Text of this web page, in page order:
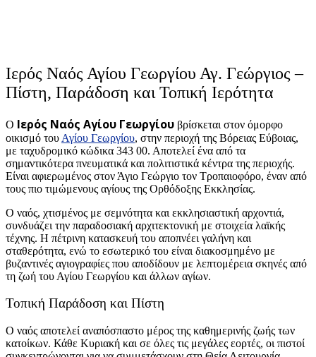
Ιερός Ναός Αγίου Γεωργίου Αγ. Γεώργιος –
Πίστη, Παράδοση και Τοπική Ιερότητα
Ο Ιερός Ναός Αγίου Γεωργίου βρίσκεται στον όμορφο
οικισμό του Αγίου Γεωργίου, στην περιοχή της Βόρειας Εύβοιας,
με ταχυδρομικό κώδικα 343 00. Αποτελεί ένα από τα
σημαντικότερα πνευματικά και πολιτιστικά κέντρα της περιοχής.
Είναι αφιερωμένος στον Άγιο Γεώργιο τον Τροπαιοφόρο, έναν από
τους πιο τιμώμενους αγίους της Ορθόδοξης Εκκλησίας.
Ο ναός, χτισμένος με σεμνότητα και εκκλησιαστική αρχοντιά,
συνδυάζει την παραδοσιακή αρχιτεκτονική με στοιχεία λαϊκής
τέχνης. Η πέτρινη κατασκευή του αποπνέει γαλήνη και
σταθερότητα, ενώ το εσωτερικό του είναι διακοσμημένο με
βυζαντινές αγιογραφίες που αποδίδουν με λεπτομέρεια σκηνές από
τη ζωή του Αγίου Γεωργίου και άλλων αγίων.
Τοπική Παράδοση και Πίστη
Ο ναός αποτελεί αναπόσπαστο μέρος της καθημερινής ζωής των
κατοίκων. Κάθε Κυριακή και σε όλες τις μεγάλες εορτές, οι πιστοί